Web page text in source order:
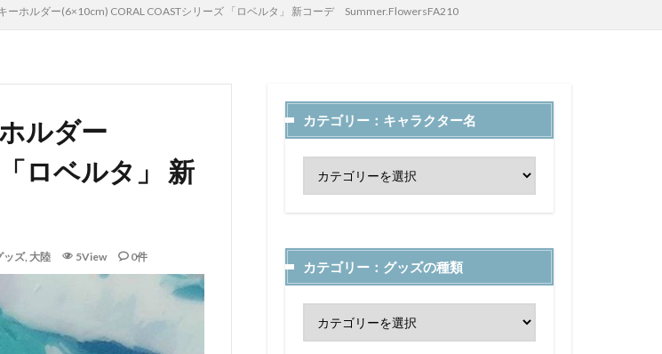
ーホルダー(6×10cm) CORAL COASTシリーズ 「ロベルタ」 新コーデ Summer.FlowersFA210
ルダー
ロベルタ」 新
ッズ, 大陸 5View 0件
カテゴリー：キャラクター名
カテゴリー：グッズの種類